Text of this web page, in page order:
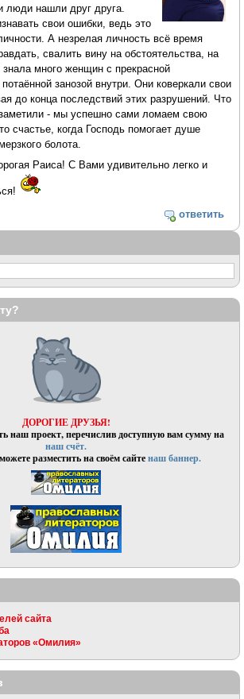
люди нашли друг друга.
свои ошибки, ведь это
А незрелая личность всё время
свалить вину на обстоятельства, на
знала много женщин с прекрасной
занозой внутри. Они коверкали свои
до конца последствий этих разрушений. Что
- мы успешно сами ломаем свою
счастье, когда Господь помогает душе
болота.
Раиса! С Вами удивительно легко и
ответить
ДОРОГИЕ ДРУЗЬЯ!
наш проект, перечислив доступную вам сумму на
наш счёт.
разместить на своём сайтенаш баннер.
сайта
«Омилия»